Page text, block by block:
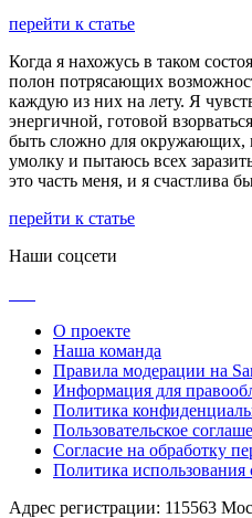
перейти к статье
Когда я нахожусь в таком
полон потрясающих
каждую из них на лету. Я
энергичной, готовой
быть сложно для окружающих,
умолку и пытаюсь всех
это часть меня, и я счастлива
перейти к статье
Наши соцсети
О проекте
Наша команда
Правила модерации на
Информация для
Политика
Пользовательское
Согласие на обработку
Политика использования
Адрес регистрации: 115563